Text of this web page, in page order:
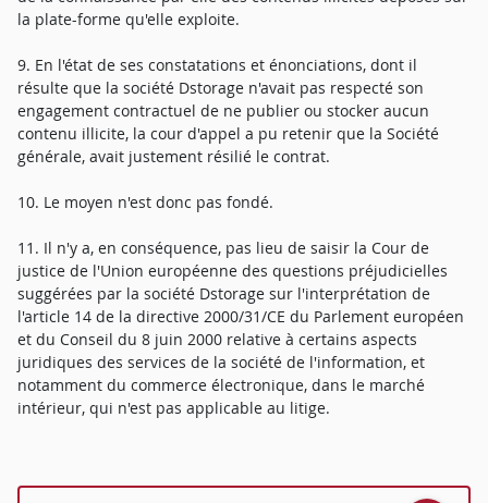
la plate-forme qu'elle exploite.
9. En l'état de ses constatations et énonciations, dont il
résulte que la société Dstorage n'avait pas respecté son
engagement contractuel de ne publier ou stocker aucun
contenu illicite, la cour d'appel a pu retenir que la Société
générale, avait justement résilié le contrat.
10. Le moyen n'est donc pas fondé.
11. Il n'y a, en conséquence, pas lieu de saisir la Cour de
justice de l'Union européenne des questions préjudicielles
suggérées par la société Dstorage sur l'interprétation de
l'article 14 de la directive 2000/31/CE du Parlement européen
et du Conseil du 8 juin 2000 relative à certains aspects
juridiques des services de la société de l'information, et
notamment du commerce électronique, dans le marché
intérieur, qui n'est pas applicable au litige.